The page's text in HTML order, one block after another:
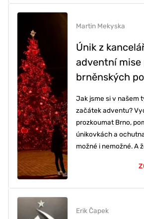
Únik z
adventní mise
brněnských
Martin Mekyska
Jak jsme si v našem
začátek adventu?
prozkoumat Brno,
únikovkách a
možné i nemožné. A
Erik Čapek